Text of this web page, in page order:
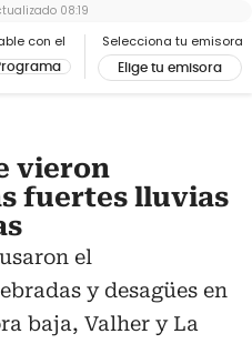
con el Selecciona tu emisora
Elige tu emisora
08:19
vieron
fuertes lluvias
el
y desagües en
baja, Valher y La